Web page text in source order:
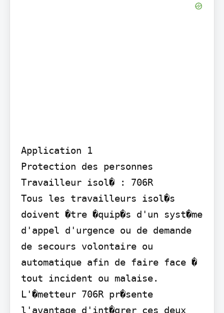
Application 1
Protection des personnes
Travailleur isol� : 706R
Tous les travailleurs isol�s
doivent �tre �quip�s d'un syst�me
d'appel d'urgence ou de demande
de secours volontaire ou
automatique afin de faire face �
tout incident ou malaise.
L'�metteur 706R pr�sente
l'avantage d'int�grer ces deux